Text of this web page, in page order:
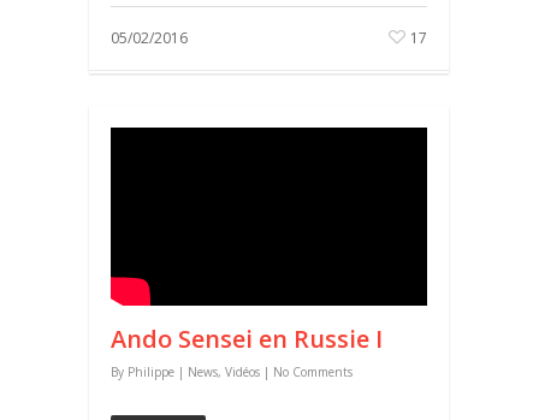
05/02/2016 17
Ando Sensei en Russie I
By Philippe | News, Vidéos | No Comments